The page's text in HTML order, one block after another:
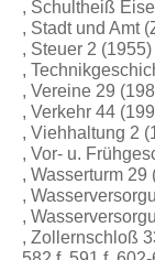
, Schultheiß
, Stadt und Amt
, Steuer 2
,
, Vereine 29
, Verkehr 44
, Viehhaltung 2
, Vor- u.
, Wasserturm 29
,
,
, Zollernschloß